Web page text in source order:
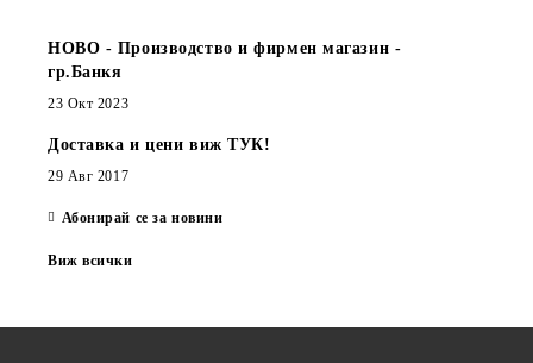
НОВО - Производство и фирмен магазин -
гр.Банкя
23 Окт 2023
Доставка и цени виж ТУК!
29 Авг 2017
Абонирай се за новини
Виж всички